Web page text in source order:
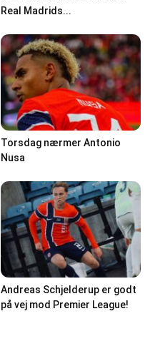
Real Madrids...
Torsdag nærmer Antonio
Nusa
Andreas Schjelderup er godt
på vej mod Premier League!